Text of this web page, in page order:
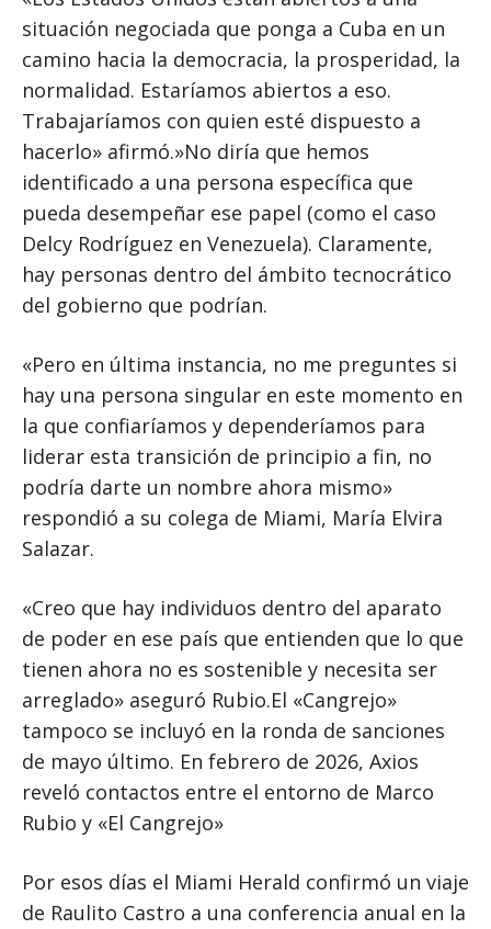
situación negociada que ponga a Cuba en un
camino hacia la democracia, la prosperidad, la
normalidad. Estaríamos abiertos a eso.
Trabajaríamos con quien esté dispuesto a
hacerlo» afirmó.»No diría que hemos
identificado a una persona específica que
pueda desempeñar ese papel (como el caso
Delcy Rodríguez en Venezuela). Claramente,
hay personas dentro del ámbito tecnocrático
del gobierno que podrían.
«Pero en última instancia, no me preguntes si
hay una persona singular en este momento en
la que confiaríamos y dependeríamos para
liderar esta transición de principio a fin, no
podría darte un nombre ahora mismo»
respondió a su colega de Miami, María Elvira
Salazar.
«Creo que hay individuos dentro del aparato
de poder en ese país que entienden que lo que
tienen ahora no es sostenible y necesita ser
arreglado» aseguró Rubio.El «Cangrejo»
tampoco se incluyó en la ronda de sanciones
de mayo último. En febrero de 2026, Axios
reveló contactos entre el entorno de Marco
Rubio y «El Cangrejo»
Por esos días el Miami Herald confirmó un viaje
de Raulito Castro a una conferencia anual en la